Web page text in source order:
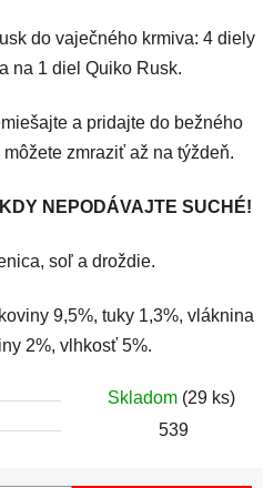
do vaječného krmiva: 4 diely
na 1 diel Quiko Rusk.
a pridajte do bežného
zmraziť až na týždeň.
NEPODÁVAJTE SUCHÉ!
soľ a droždie.
9,5%, tuky 1,3%, vláknina
2%, vlhkosť 5%.
Skladom (29 ks)
539